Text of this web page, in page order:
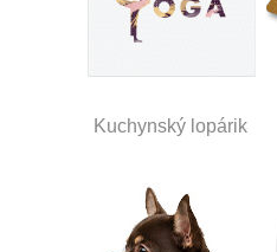
Kuchynský lopárik